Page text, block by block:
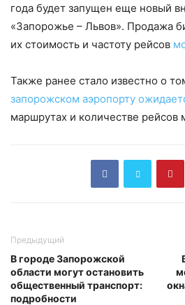
года будет запущен еще новый
«Запорожье – Львов». Продажа
их стоимость и частоту рейсов
Также ранее стало известно о
запорожском аэропорту
маршрутах и количестве рейсов
Предыдущий
В городе Запорожской
области могут остановить
общественный транспорт:
подробности